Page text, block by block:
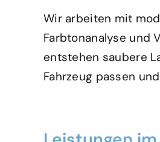
Wir arbeiten mit
Farbtonanalyse und
entstehen saubere
Fahrzeug passen